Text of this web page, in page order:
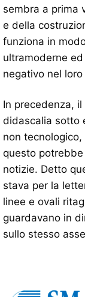
sembra a prima
e della
funziona in
ultramoderne
negativo nel
In precedenza,
didascalia sotto
non
questo
notizie. Detto
stava per la
linee e ovali
guardavano in
sullo stesso